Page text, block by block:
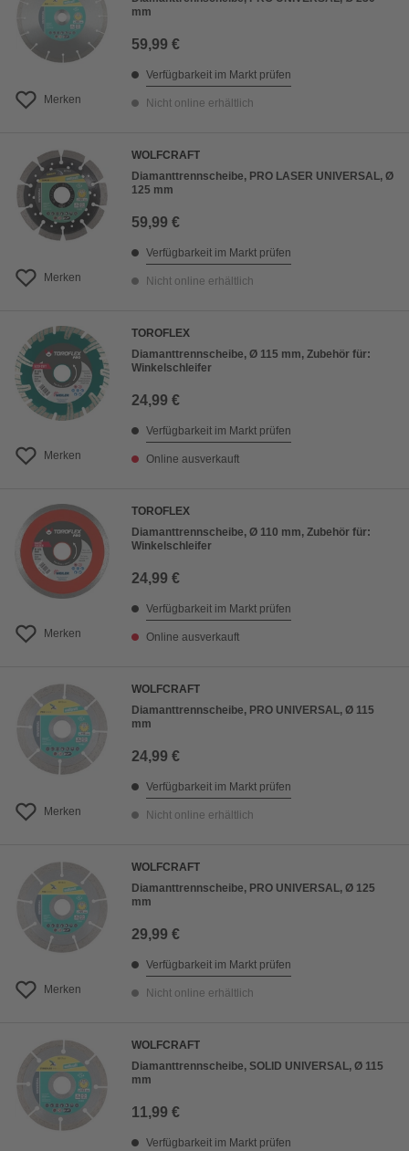
Merken
mm
59,99 €
Verfügbarkeit im Markt prüfen
Nicht online erhältlich
Merken
WOLFCRAFT
Diamanttrennscheibe, PRO LASER UNIVERSAL, Ø
125 mm
59,99 €
Verfügbarkeit im Markt prüfen
Nicht online erhältlich
Merken
TOROFLEX
Diamanttrennscheibe, Ø 115 mm, Zubehör für:
Winkelschleifer
24,99 €
Verfügbarkeit im Markt prüfen
Online ausverkauft
Merken
TOROFLEX
Diamanttrennscheibe, Ø 110 mm, Zubehör für:
Winkelschleifer
24,99 €
Verfügbarkeit im Markt prüfen
Online ausverkauft
Merken
WOLFCRAFT
Diamanttrennscheibe, PRO UNIVERSAL, Ø 115
mm
24,99 €
Verfügbarkeit im Markt prüfen
Nicht online erhältlich
Merken
WOLFCRAFT
Diamanttrennscheibe, PRO UNIVERSAL, Ø 125
mm
29,99 €
Verfügbarkeit im Markt prüfen
Nicht online erhältlich
WOLFCRAFT
Diamanttrennscheibe, SOLID UNIVERSAL, Ø 115
mm
11,99 €
Verfügbarkeit im Markt prüfen